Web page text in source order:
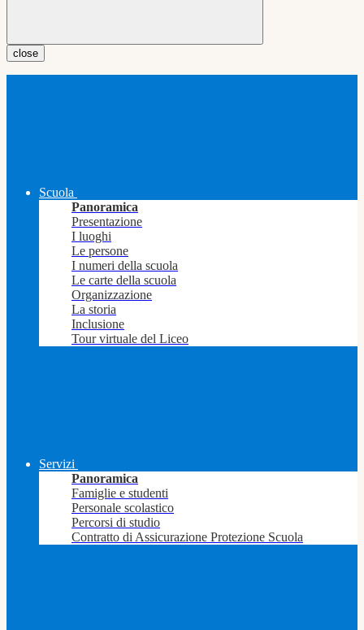
close
Scuola
Panoramica
Presentazione
I luoghi
Le persone
I numeri della scuola
Le carte della scuola
Organizzazione
La storia
Inclusione
Tour virtuale del Liceo
Servizi
Panoramica
Famiglie e studenti
Personale scolastico
Percorsi di studio
Contratto di Assicurazione Protezione Scuola